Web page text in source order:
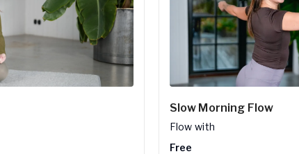
Slow Morning Flow
Flow with
Free